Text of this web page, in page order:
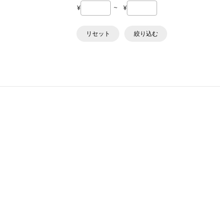
¥ ~ ¥
リセット 絞り込む